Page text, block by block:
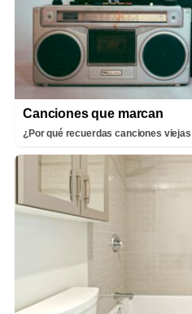
Canciones que marcan
¿Por qué recuerdas canciones